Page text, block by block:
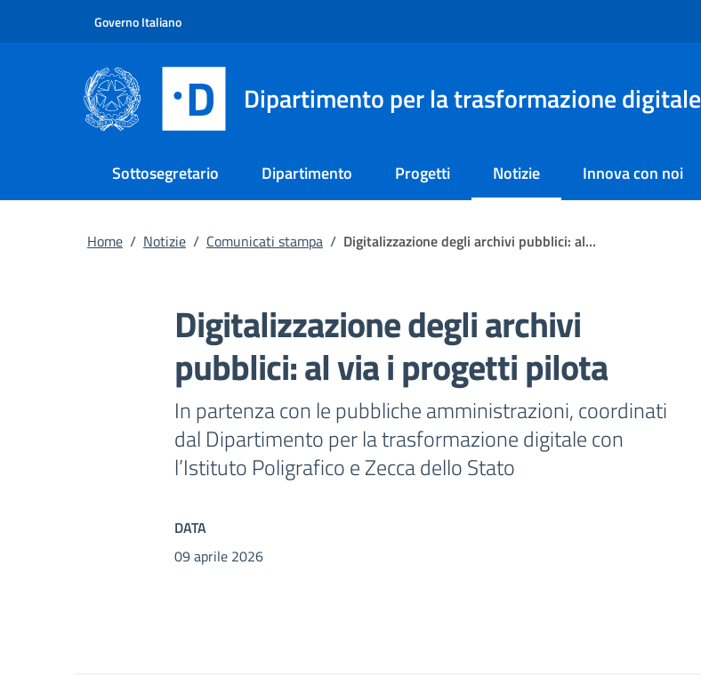
Governo Italiano
Dipartimento per la trasformazione digitale
Sottosegretario Dipartimento Progetti Notizie Innova con noi
Home / Notizie / Comunicati stampa / Digitalizzazione degli archivi pubblici: al…
Digitalizzazione degli archivi
pubblici: al via i progetti pilota
In partenza con le pubbliche amministrazioni, coordinati
dal Dipartimento per la trasformazione digitale con
l’Istituto Poligrafico e Zecca dello Stato
DATA
09 aprile 2026